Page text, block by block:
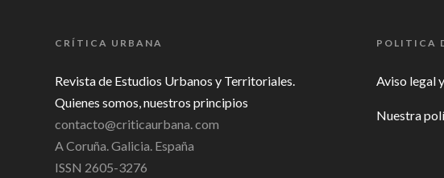
CRÍTICA URBANA
Revista de Estudios Urbanos y Territoriales.
Quienes somos, nuestros principios
contacto@criticaurbana. com
A Coruña. Galicia. España
ISSN 2605-3276
POLITICA
Aviso legal
Nuestra